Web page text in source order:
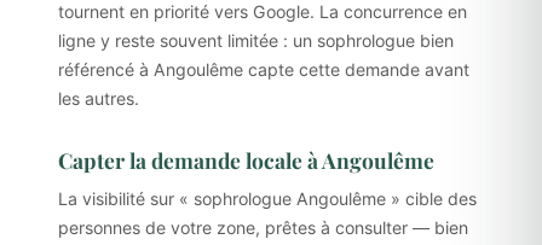
tournent en priorité vers Google. La concurrence en
ligne y reste souvent limitée : un sophrologue bien
référencé à Angoulême capte cette demande avant
les autres.
Capter la demande locale à Angoulême
La visibilité sur « sophrologue Angoulême » cible des
personnes de votre zone, prêtes à consulter — bien